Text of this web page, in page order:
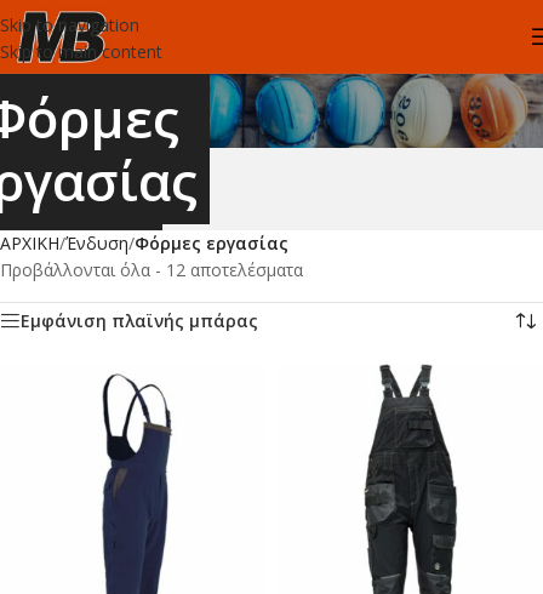
Skip to navigation
Skip to main content
ΑΡΧΙΚΗ/Ένδυση/Φόρμες εργασίας
Προβάλλονται όλα - 12 αποτελέσματα
Εμφάνιση πλαϊνής μπάρας